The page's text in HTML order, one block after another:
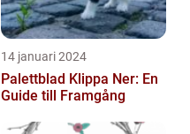
14 januari 2024
Palettblad Klippa Ner: En
Guide till Framgång